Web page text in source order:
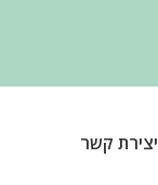
יצירת קשר